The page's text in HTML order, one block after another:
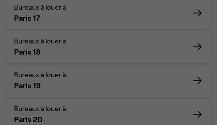
Bureaux à louer à
Paris 17
Bureaux à louer à
Paris 18
Bureaux à louer à
Paris 19
Bureaux à louer à
Paris 20